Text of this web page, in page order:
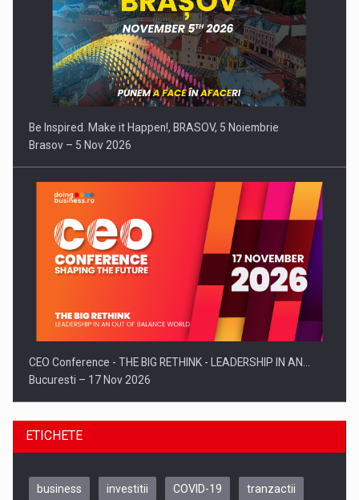
Be Inspired. Make it Happen!, BRASOV, 5 Noiembrie
Brasov – 5 Nov 2026
CEO Conference - THE BIG RETHINK - LEADERSHIP IN AN…
Bucuresti – 17 Nov 2026
ETICHETE
business investitii COVID-19 tranzactii